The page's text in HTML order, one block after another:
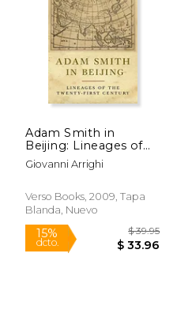
Adam Smith in
Beijing: Lineages of
the 21St Century (en
Inglés)
Giovanni Arrighi
Verso Books, 2009, Tapa
Blanda, Nuevo